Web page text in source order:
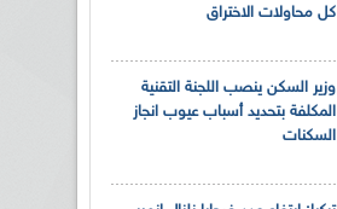
كل محاولات الاختراق
وزير السكن ينصب اللجنة التقنية
المكلفة بتحديد أسباب عيوب انجاز
السكنات